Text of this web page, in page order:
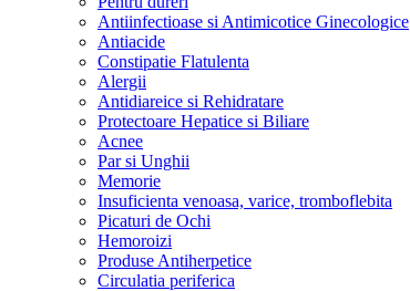
Antiinfectioase si Antimicotice Ginecologice
Antiacide
Constipatie Flatulenta
Alergii
Antidiareice si Rehidratare
Protectoare Hepatice si Biliare
Acnee
Par si Unghii
Memorie
Insuficienta venoasa, varice, tromboflebita
Picaturi de Ochi
Hemoroizi
Produse Antiherpetice
Circulatia periferica